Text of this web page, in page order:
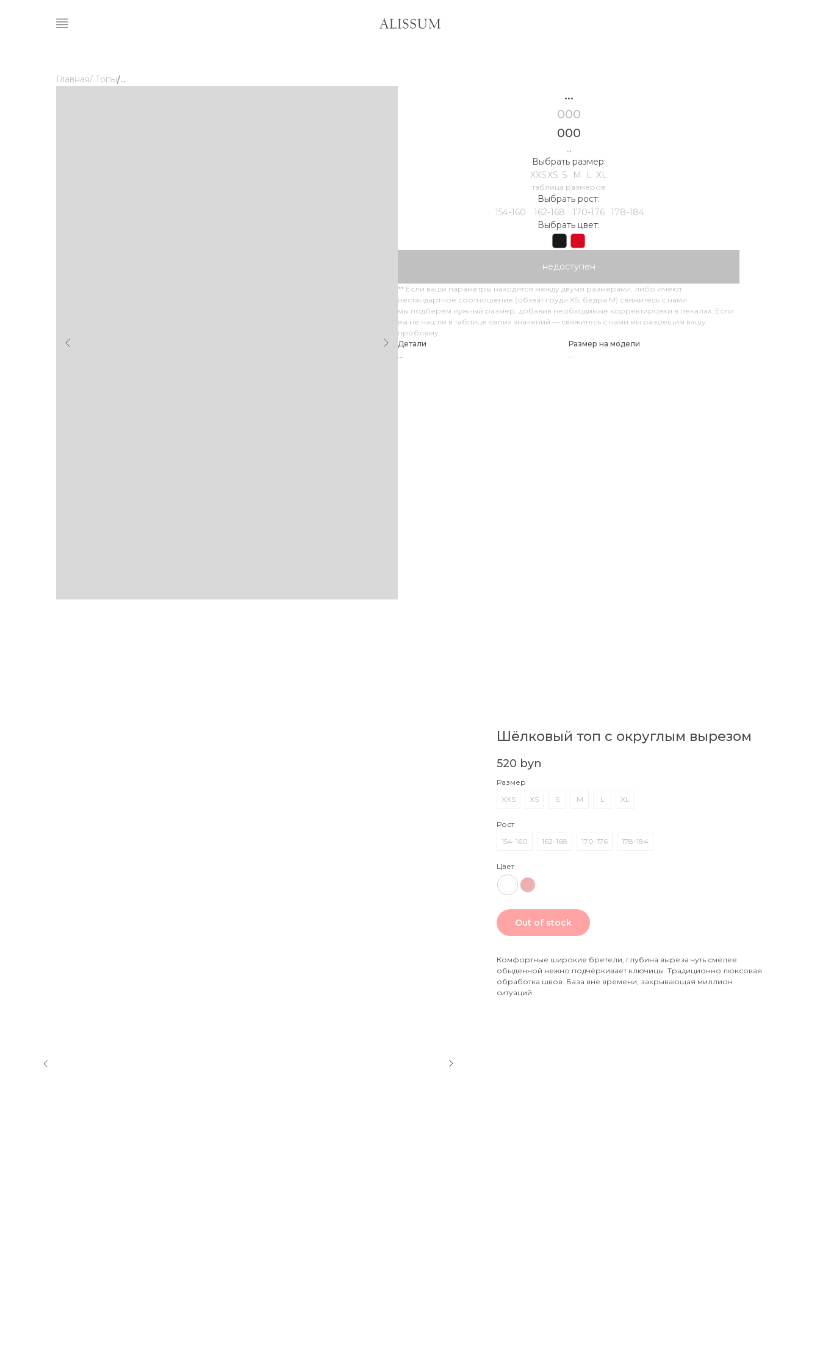
Главная/ Топы/...
...
000
000
...
Выбрать размер:
XXSXS S M L XL
таблица размеров
Выбрать рост:
154-160
162-168 170-176 178-184
Выбрать цвет:
недоступен
** Если ваши параметры находятся между двумя размерами, либо имеют
нестандартное соотношение (обхват груди XS, бёдра M) свяжитесь с нами
мы подберем нужный размер, добавив необходимые корректировки в лекалах. Если
вы не нашли в таблице своих значений — свяжитесь с нами мы разрешим вашу
проблему.
Детали
...
Размер на модели
...
Шёлковый топ с округлым вырезом
520 byn
Размер
XXS
XS S M L XL
Рост
154-160
162-168 170-176 178-184
Цвет
Out of stock
Комфортные широкие бретели, глубина выреза чуть смелее
обыденной нежно подчёркивает ключицы. Традиционно люксовая
обработка швов. База вне времени, закрывающая миллион
ситуаций.